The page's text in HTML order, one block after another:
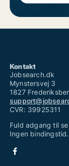
Kontakt
Jobsearch.dk
Mynstersvej 3
1827
CVR: 39925311
Fuld adgang til
Ingen bindingstid.